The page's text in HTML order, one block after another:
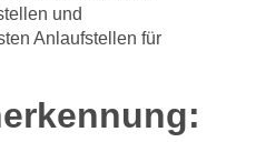
und
Anlaufstellen für